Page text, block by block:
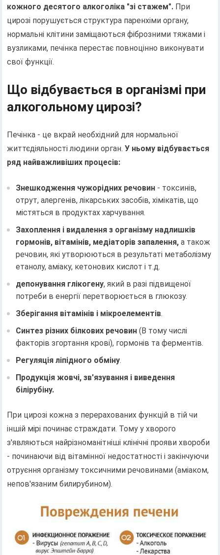
кожного десятого алкоголіка "зі стажем". При
цирозі порушується структура паренхіми органу,
нормальні клітини заміщаються фіброзними тяжами і
вузликами, печінка перестає повноцінно виконувати
свої функції.
Що відбувається в організмі при
алкогольному цирозі?
Печінка - це вкрай необхідний для нормальної
життєдіяльності людини орган.У ньому відбувається
ряд найважливіших процесів:
Знешкодження чужорідних речовин - токсинів,
отрут, алергенів, лікарських засобів, хімікатів, що
містяться в продуктах харчування.
Захоплення і видалення з організму надлишків
гормонів, вітамінів, медіаторів запалення, а також
речовин, які утворюються в результаті метаболізму
етанолу, аміаку, кетонових кислот і т.д.
депонування глікогену, який в разі підвищеної
потреби в енергії перетворюється в глюкозу.
Зберігання вітамінів і мікроелементів.
Синтез різних білкових речовин (В тому числі
факторів згортання крові), гормонів та ферментів.
Регуляція ліпідного обміну.
Продукція жовчі, зв'язування і виведення
білірубіну.
При цирозі кожна з перерахованих функцій в тій чи
іншій мірі починає страждати. Тому у хворого
з'являються найрізноманітніші клінічні прояви хвороби
- починаючи від вітамінної недостатності і закінчуючи
отруєння організму токсичними речовинами (аміаком,
непов'язаним билирубином).